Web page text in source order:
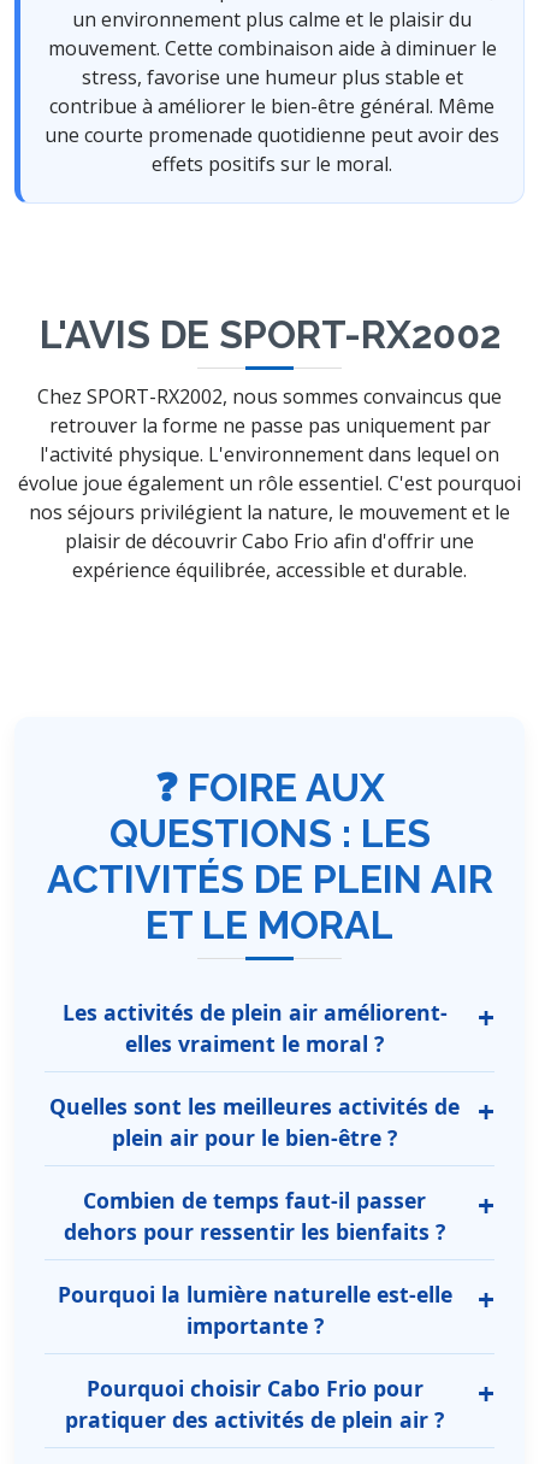
un environnement plus calme et le plaisir du
mouvement. Cette combinaison aide à diminuer le
stress, favorise une humeur plus stable et
contribue à améliorer le bien-être général. Même
une courte promenade quotidienne peut avoir des
effets positifs sur le moral.
L'AVIS DE SPORT-RX2002
Chez SPORT-RX2002, nous sommes convaincus que
retrouver la forme ne passe pas uniquement par
l'activité physique. L'environnement dans lequel on
évolue joue également un rôle essentiel. C'est pourquoi
nos séjours privilégient la nature, le mouvement et le
plaisir de découvrir Cabo Frio afin d'offrir une
expérience équilibrée, accessible et durable.
❓ FOIRE AUX
QUESTIONS : LES
ACTIVITÉS DE PLEIN AIR
ET LE MORAL
Les activités de plein air améliorent-
elles vraiment le moral ?
Quelles sont les meilleures activités de
plein air pour le bien-être ?
Combien de temps faut-il passer
dehors pour ressentir les bienfaits ?
Pourquoi la lumière naturelle est-elle
importante ?
Pourquoi choisir Cabo Frio pour
pratiquer des activités de plein air ?